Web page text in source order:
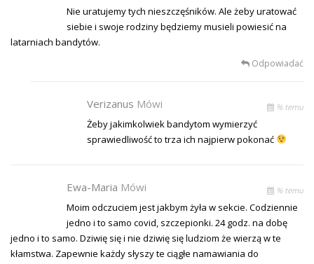
Nie uratujemy tych nieszczęśników. Ale żeby uratować
siebie i swoje rodziny będziemy musieli powiesić na
latarniach bandytów.
Odpowiadać
Verizanus Mówi % temu
Żeby jakimkolwiek bandytom wymierzyć
sprawiedliwość to trza ich najpierw pokonać
Ewa-Maria Mówi % temu
Moim odczuciem jest jakbym żyła w sekcie. Codziennie
jedno i to samo covid, szczepionki. 24 godz. na dobę
jedno i to samo. Dziwię się i nie dziwię się ludziom że wierzą w te
kłamstwa. Zapewnie każdy słyszy te ciągłe namawiania do